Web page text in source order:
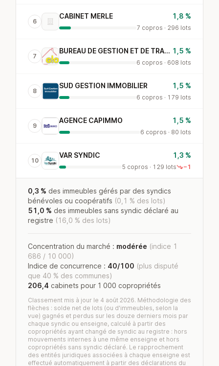
6
CABINET MERLE 1,8 %
7 copros · 296 lots
7
BUREAU DE GESTION ET DE TRANSACTIONS IMMOBILIERES 1,5 %
6 copros · 608 lots
8
SUD GESTION IMMOBILIER 1,5 %
6 copros · 179 lots
9
AGENCE CAPIMMO 1,5 %
6 copros · 80 lots
10
VAR SYNDIC 1,3 %
5 copros · 129 lots −1
0,3 % des immeubles gérés par des syndics
bénévoles ou coopératifs (0,1 % des lots)
51,0 % des immeubles sans syndic déclaré au
registre (16,0 % des lots)
Concentration du marché : modérée (indice 1
686 / 10 000)
Indice de concurrence : 40/100 (plus disputé
que 40 % des communes)
206,4 cabinets pour 1 000 copropriétés
Classement mis à jour le 4 août 2026. Méthodologie des
flèches : solde net de lots (ou d'immeubles, selon la
vue) gagnés et perdus sur les douze derniers mois par
chaque syndic ou enseigne, calculé à partir des
copropriétés ayant changé de syndic au registre : hors
mouvements internes à une même enseigne et hors
copropriétés sans syndic déclaré. Le rapprochement
des entités juridiques associées à chaque enseigne est
effectué automatiquement à partir des déclarations du